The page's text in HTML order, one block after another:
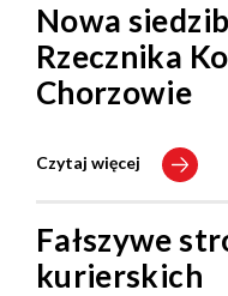
Nowa
Rzecznika
Chorzowie
Czytaj więcej
Fałszywe
kurierskich